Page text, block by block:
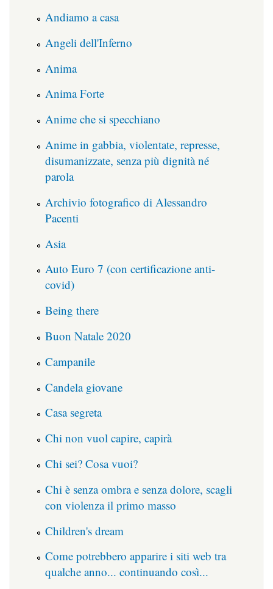
Andiamo a casa
Angeli dell'Inferno
Anima
Anima Forte
Anime che si specchiano
Anime in gabbia, violentate, represse,
disumanizzate, senza più dignità né
parola
Archivio fotografico di Alessandro
Pacenti
Asia
Auto Euro 7 (con certificazione anti-
covid)
Being there
Buon Natale 2020
Campanile
Candela giovane
Casa segreta
Chi non vuol capire, capirà
Chi sei? Cosa vuoi?
Chi è senza ombra e senza dolore, scagli
con violenza il primo masso
Children's dream
Come potrebbero apparire i siti web tra
qualche anno... continuando così...